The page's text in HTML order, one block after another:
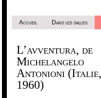
Accueil Dans les salles
L’avventura, de
Michelangelo
Antonioni (Italie,
1960)